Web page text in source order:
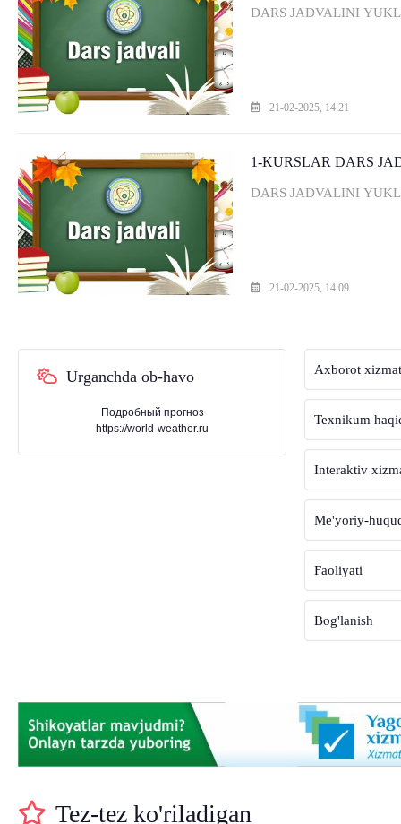
DARS JADVALINI
21-02-2025, 14:21
1-KURSLAR DARS
DARS JADVALINI
21-02-2025, 14:09
Urganchda ob-havo
Подробный прогноз
https://world-weather.ru
Axborot
Texnikum
Interaktiv
Me'yoriy-
Faoliyati
Bog'lanish
Tez-tez ko'riladigan